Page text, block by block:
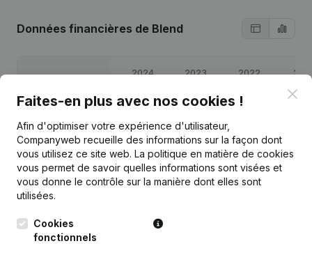
Données financières de Blend
2024 2023 2022
Bénéfices/pertes € 20 572 € 15 281 € 10 321
Capitaux propres €66 561 €45 990 € 30 708 €
Marge brute 35 353 € 26 296 €
Faites-en plus avec nos cookies !
Afin d'optimiser votre expérience d'utilisateur,
Companyweb recueille des informations sur la façon dont
vous utilisez ce site web. La politique en matière de cookies
vous permet de savoir quelles informations sont visées et
vous donne le contrôle sur la manière dont elles sont
utilisées.
Cookies
fonctionnels